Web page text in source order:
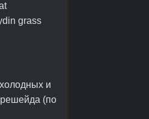
grass
и
(по